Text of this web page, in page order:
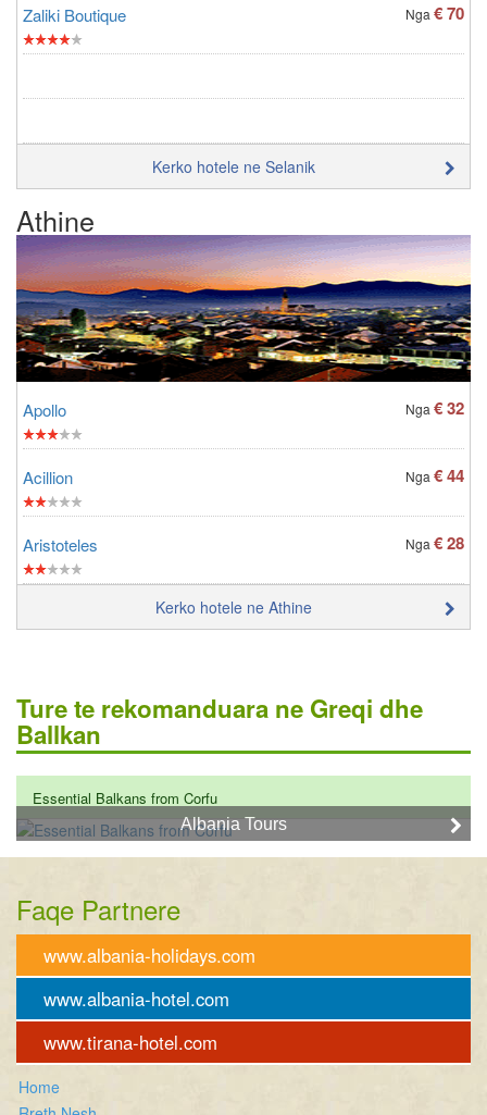
Zaliki Boutique Nga € 70
Kerko hotele ne Selanik
Athine
Apollo Nga € 32
Acillion Nga € 44
Aristoteles Nga € 28
Kerko hotele ne Athine
Ture te rekomanduara ne Greqi dhe
Ballkan
Essential Balkans from Corfu
Albania Tours
Faqe Partnere
www.albania-holidays.com
www.albania-hotel.com
www.tirana-hotel.com
Home